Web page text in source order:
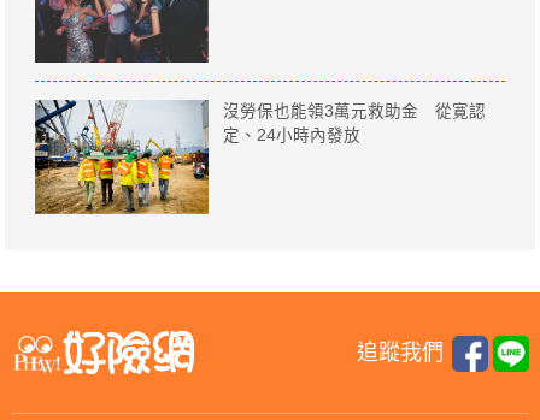
沒勞保也能領3萬元救助金 從寛認
定、24小時內發放
追蹤我們